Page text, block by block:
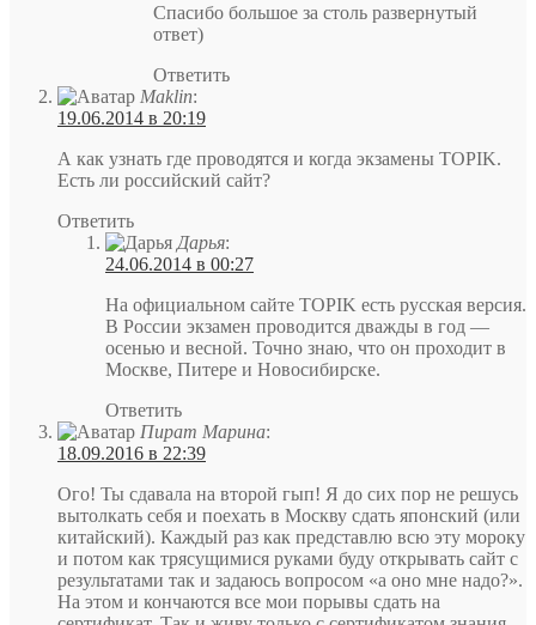
Спасибо большое за столь развернутый
ответ)
Ответить
Maklin:
19.06.2014 в 20:19
А как узнать где проводятся и когда экзамены TOPIK.
Есть ли российский сайт?
Ответить
Дарья:
24.06.2014 в 00:27
На официальном сайте TOPIK есть русская версия.
В России экзамен проводится дважды в год —
осенью и весной. Точно знаю, что он проходит в
Москве, Питере и Новосибирске.
Ответить
Пират Марина:
18.09.2016 в 22:39
Ого! Ты сдавала на второй гып! Я до сих пор не решусь
вытолкать себя и поехать в Москву сдать японский (или
китайский). Каждый раз как представлю всю эту мороку
и потом как трясущимися руками буду открывать сайт с
результатами так и задаюсь вопросом «а оно мне надо?».
На этом и кончаются все мои порывы сдать на